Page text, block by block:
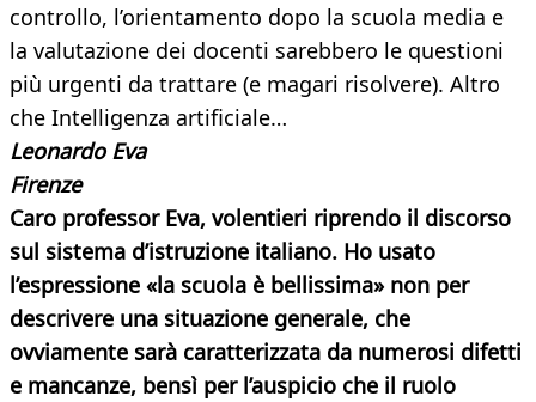
controllo, l’orientamento dopo la scuola media e
la valutazione dei docenti sarebbero le questioni
più urgenti da trattare (e magari risolvere). Altro
che Intelligenza artificiale…
Leonardo Eva
Firenze
Caro professor Eva, volentieri riprendo il discorso
sul sistema d’istruzione italiano. Ho usato
l’espressione «la scuola è bellissima» non per
descrivere una situazione generale, che
ovviamente sarà caratterizzata da numerosi difetti
e mancanze, bensì per l’auspicio che il ruolo